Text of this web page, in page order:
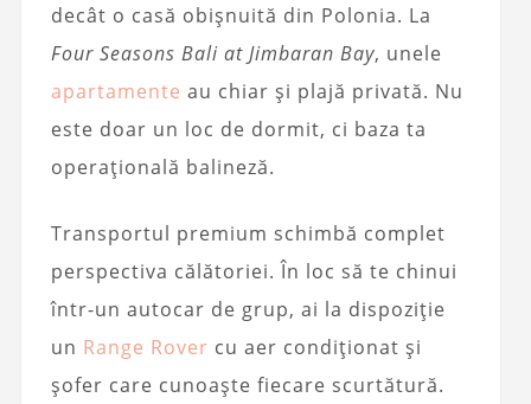
decât o casă obișnuită din Polonia. La
Four Seasons Bali at Jimbaran Bay, unele
apartamente au chiar și plajă privată. Nu
este doar un loc de dormit, ci baza ta
operațională balineză.
Transportul premium schimbă complet
perspectiva călătoriei. În loc să te chinui
într-un autocar de grup, ai la dispoziție
un Range Rover cu aer condiționat și
șofer care cunoaște fiecare scurtătură.